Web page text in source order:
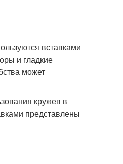
вставками
и гладкие
может
кружев в
представлены